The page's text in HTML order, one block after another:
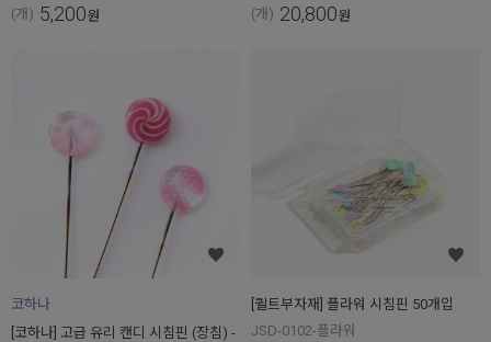
(개) 5,200원 (개) 20,800원
코하나
[코하나] 고급 유리 캔디 시침핀 (장침) -
[퀼트부자재] 플라워 시침핀 50개입
JSD-0102-플라워